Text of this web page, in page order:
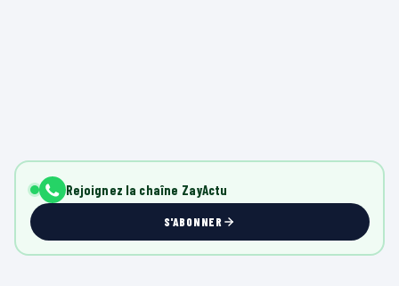
Rejoignez la chaîne ZayActu
S'ABONNER